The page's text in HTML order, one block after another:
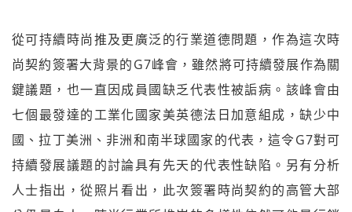
從可持續時尚推及更廣泛的行業道德問題，作為這次時
尚契約簽署大背景的G7峰會，雖然將可持續發展作為關
鍵議題，也一直因成員國缺乏代表性被詬病。該峰會由
七個最發達的工業化國家美英德法日加意組成，缺少中
國、拉丁美洲、非洲和南半球國家的代表，這令G7對可
持續發展議題的討論具有先天的代表性缺陷。另有分析
人士指出，從照片看出，此次簽署時尚契約的高管大部